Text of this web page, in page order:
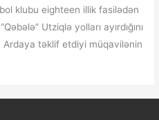
klubu eighteen illik fasilədən
Utziqlə yolları ayırdığını
Ardaya təklif etdiyi müqavilənin